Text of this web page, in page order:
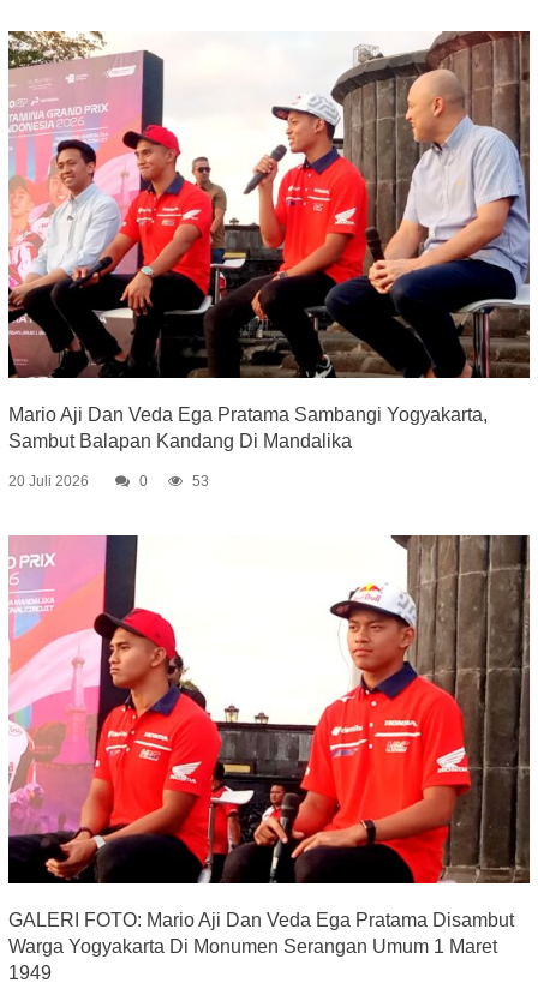
Mario Aji Dan Veda Ega Pratama Sambangi Yogyakarta,
Sambut Balapan Kandang Di Mandalika
20 Juli 2026 0 53
GALERI FOTO: Mario Aji Dan Veda Ega Pratama Disambut
Warga Yogyakarta Di Monumen Serangan Umum 1 Maret
1949